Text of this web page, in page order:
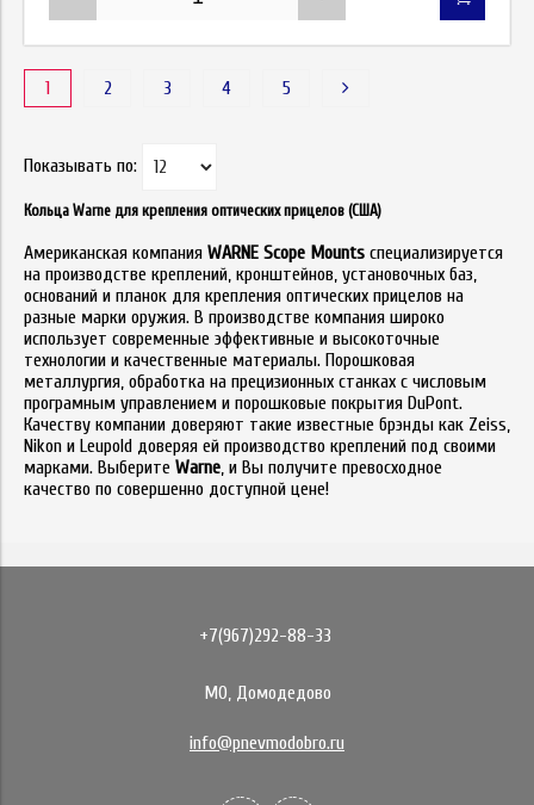
1 2 3 4 5
Показывать по:
Кольца Warne для крепления оптических прицелов (США)
Американская компания WARNE Scope Mounts специализируется
на производстве креплений, кронштейнов, установочных баз,
оснований и планок для крепления оптических прицелов на
разные марки оружия. В производстве компания широко
использует современные эффективные и высокоточные
технологии и качественные материалы. Порошковая
металлургия, обработка на прецизионных станках с числовым
програмным управлением и порошковые покрытия DuPont.
Качеству компании доверяют такие известные брэнды как Zeiss,
Nikon и Leupold доверяя ей производство креплений под своими
марками. Выберите Warne, и Вы получите превосходное
качество по совершенно доступной цене!
+7(967)292-88-33
МО, Домодедово
info@pnevmodobro.ru